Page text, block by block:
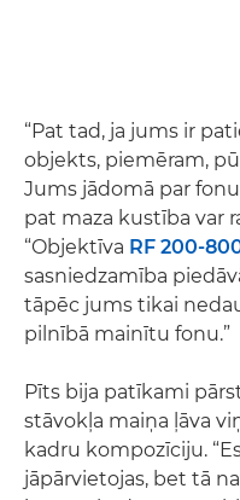
“Pat tad, ja jums ir
objekts, piemēram,
Jums jādomā par
pat maza kustība var
“Objektīva RF 200-
sasniedzamība
tāpēc jums tikai
pilnībā mainītu fonu.”
Pīts bija patīkami
stāvokļa maiņa ļāva
kadru kompozīciju.
jāpārvietojas, bet tā